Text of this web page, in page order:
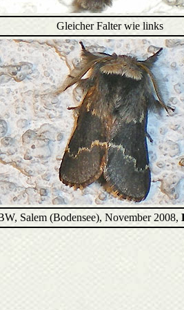
Gleicher Falter wie links
Salem (Bodensee), November 2008,